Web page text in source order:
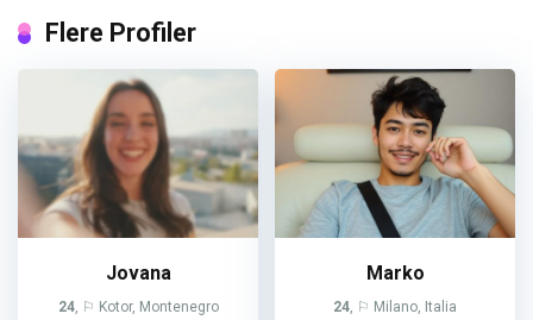
Flere Profiler
Jovana
24, ⚐ Kotor, Montenegro
Marko
24 , ⚐ Milano, Italia